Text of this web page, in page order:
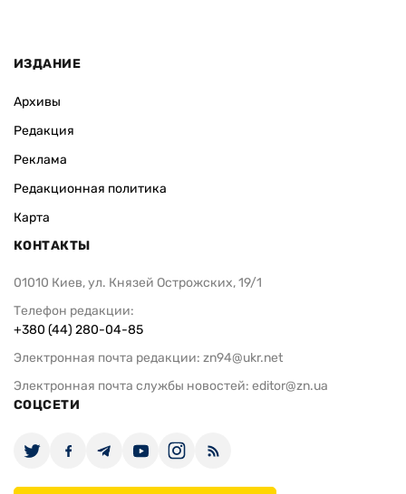
ИЗДАНИЕ
Архивы
Редакция
Реклама
Редакционная политика
Карта
КОНТАКТЫ
01010 Киев, ул. Князей Острожских, 19/1
Телефон редакции:
+380 (44) 280-04-85
Электронная почта редакции: zn94@ukr.net
Электронная почта службы новостей: editor@zn.ua
СОЦСЕТИ